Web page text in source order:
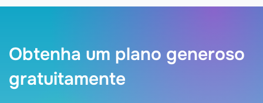
Obtenha um plano generoso
gratuitamente